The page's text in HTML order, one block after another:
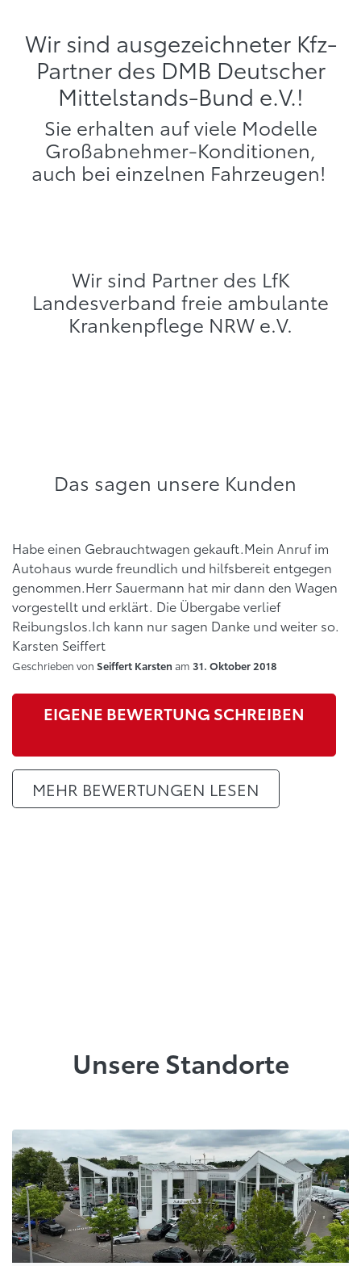
Wir sind ausgezeichneter Kfz-
Partner des DMB Deutscher
Mittelstands-Bund e.V.!
Sie erhalten auf viele Modelle
Großabnehmer-Konditionen,
auch bei einzelnen Fahrzeugen!
Wir sind Partner des LfK
Landesverband freie ambulante
Krankenpflege NRW e.V.
Das sagen unsere Kunden
Habe einen Gebrauchtwagen gekauft.Mein Anruf im
Autohaus wurde freundlich und hilfsbereit entgegen
genommen.Herr Sauermann hat mir dann den Wagen
vorgestellt und erklärt. Die Übergabe verlief
Reibungslos.Ich kann nur sagen Danke und weiter so.
Karsten Seiffert
Geschrieben von Seiffert Karsten am 31. Oktober 2018
EIGENE BEWERTUNG SCHREIBEN
MEHR BEWERTUNGEN LESEN
Unsere Standorte